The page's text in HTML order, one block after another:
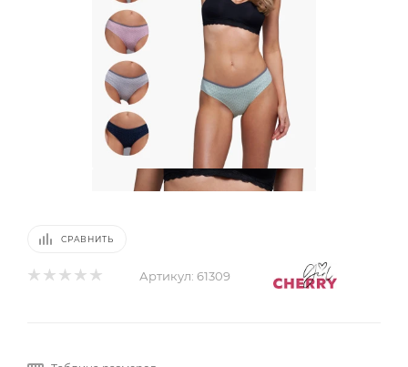
СРАВНИТЬ
Артикул: 61309